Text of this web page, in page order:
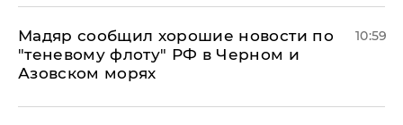
Мадяр сообщил хорошие новости по
"теневому флоту" РФ в Черном и
Азовском морях
10:59